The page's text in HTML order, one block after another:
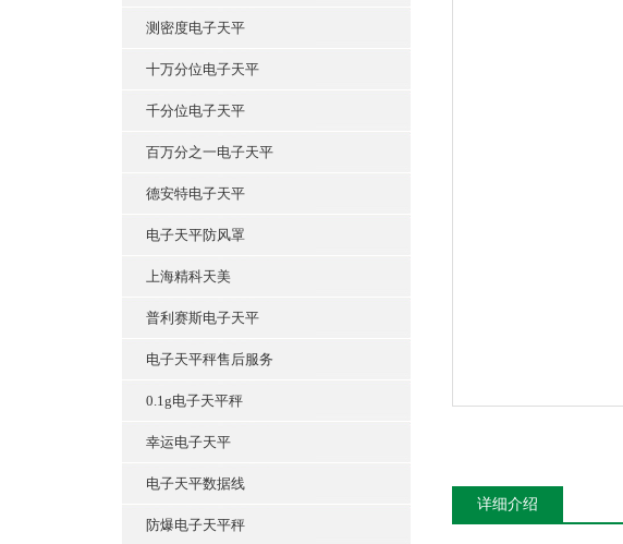
测密度电子天平
十万分位电子天平
千分位电子天平
百万分之一电子天平
德安特电子天平
电子天平防风罩
上海精科天美
普利赛斯电子天平
电子天平秤售后服务
0.1g电子天平秤
幸运电子天平
电子天平数据线
防爆电子天平秤
详细介绍